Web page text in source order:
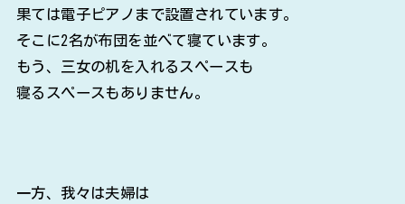
果ては電子ピアノまで設置されています。
そこに2名が布団を並べて寝ています。
もう、三女の机を入れるスペースも
寝るスペースもありません。
一方、我々は夫婦は